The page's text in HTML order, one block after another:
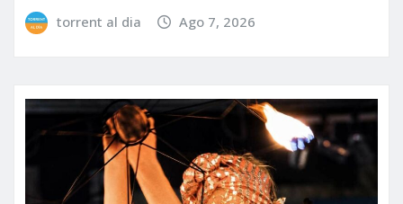
torrent al dia Ago 7, 2026